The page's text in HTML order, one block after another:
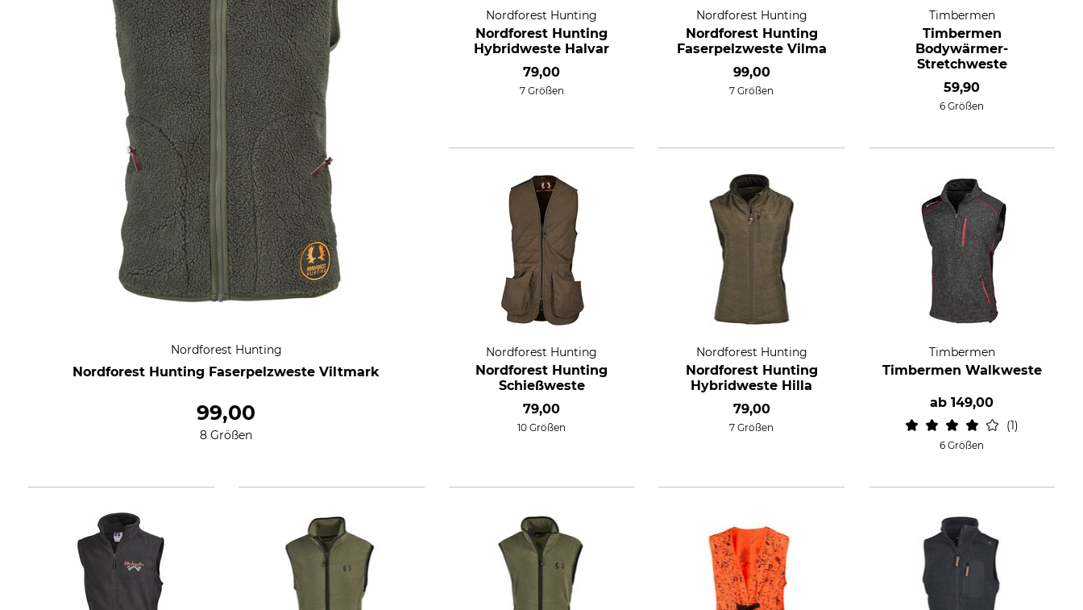
Nordforest Hunting
Nordforest Hunting Faserpelzweste Viltmark
99,00
8 Größen
Nordforest Hunting
Nordforest Hunting
Hybridweste Halvar
79,00
7 Größen
Nordforest Hunting
Nordforest Hunting
Faserpelzweste Vilma
99,00
7 Größen
Timbermen
Timbermen
Bodywärmer-
Stretchweste
59,90
6 Größen
Nordforest Hunting
Nordforest Hunting
Schießweste
79,00
10 Größen
Nordforest Hunting
Nordforest Hunting
Hybridweste Hilla
79,00
7 Größen
Timbermen
Timbermen Walkweste
ab149,00
1
6 Größen